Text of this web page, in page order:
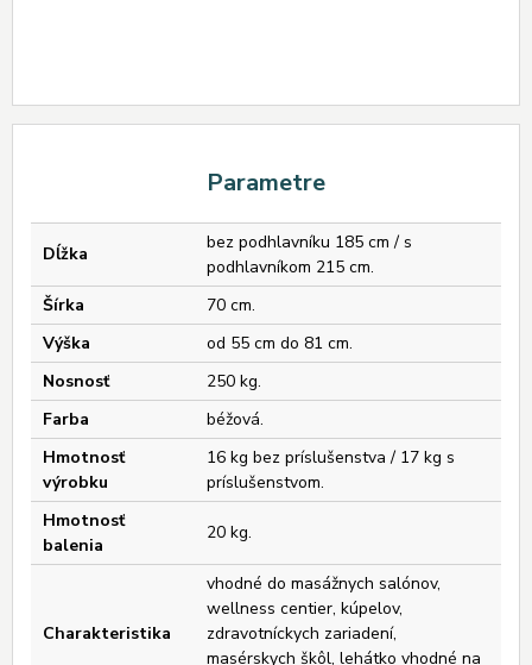
Parametre
Dĺžka
bez podhlavníku 185 cm / s
podhlavníkom 215 cm.
Šírka
70 cm.
Výška
od 55 cm do 81 cm.
Nosnosť
250 kg.
Farba
béžová.
Hmotnosť
výrobku
16 kg bez príslušenstva / 17 kg s
príslušenstvom.
Hmotnosť
balenia
20 kg.
Charakteristika
vhodné do masážnych salónov,
wellness centier, kúpelov,
zdravotníckych zariadení,
masérskych škôl, lehátko vhodné na